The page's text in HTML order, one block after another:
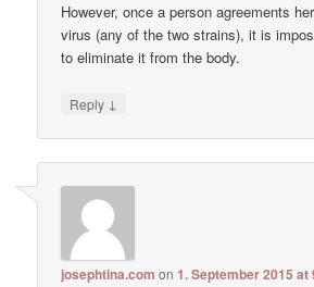
However, once a person agreements
virus (any of the two strains), it is
to eliminate it from the body.
Reply ↓
josephtina.com on1. September 2015 at